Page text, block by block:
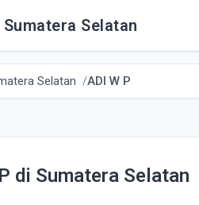
Sumatera Selatan
Selatan ADI W P
di Sumatera Selatan